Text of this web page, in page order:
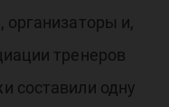
организаторы и,
тренеров
составили одну